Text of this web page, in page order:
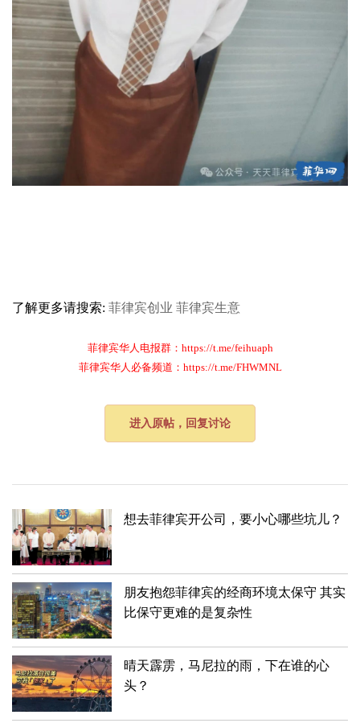
了解更多请搜索: 菲律宾创业 菲律宾生意
菲律宾华人电报群：https://t.me/feihuaph
菲律宾华人必备频道：https://t.me/FHWMNL
进入原帖，回复讨论
想去菲律宾开公司，要小心哪些坑儿？
朋友抱怨菲律宾的经商环境太保守 其实
比保守更难的是复杂性
晴天霹雳，马尼拉的雨，下在谁的心
头？